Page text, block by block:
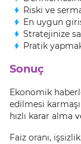
Riski ve
En uygun
Stratejinize
Pratik
Sonuç
Ekonomik
edilmesi
hızlı karar alma
Faiz oranı,